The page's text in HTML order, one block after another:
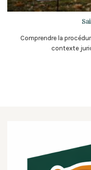
Comprendre la
contexte